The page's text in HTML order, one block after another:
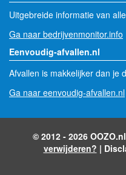
Uitgebreide informatie van
Ga naar bedrijvenmonitor.info
Eenvoudig-afvallen.nl
Afvallen is makkelijker dan je
Ga naar eenvoudig-afvallen.nl
© 2012 - 2026
verwijderen? |